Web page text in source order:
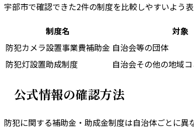
宇部市で確認できた2件の制度を比較しやすいよう表
制度名
対象
防犯カメラ設置事業費補助金 自治会等の団体
防犯灯設置助成制度
自治会その他の地域
公式情報の確認方法
防犯に関する補助金・助成金制度は自治体ごとに異